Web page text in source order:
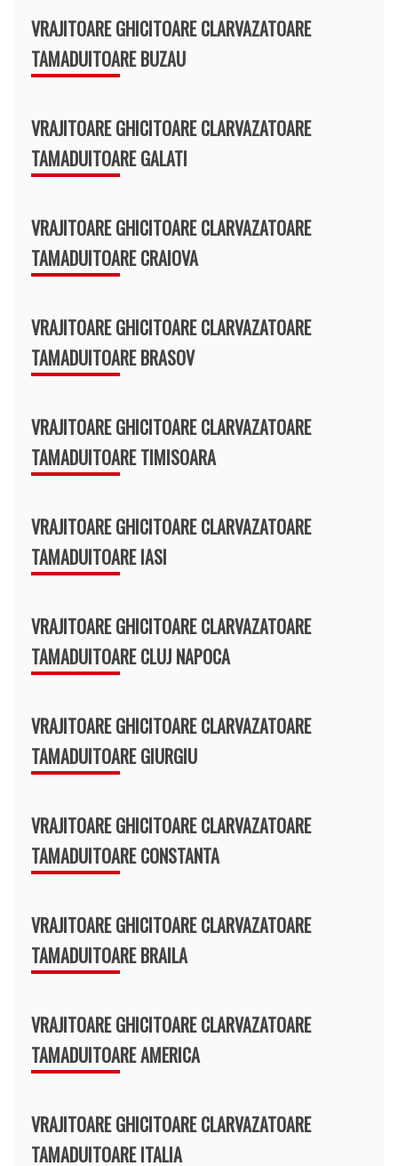
VRAJITOARE GHICITOARE CLARVAZATOARE
TAMADUITOARE BUZAU
VRAJITOARE GHICITOARE CLARVAZATOARE
TAMADUITOARE GALATI
VRAJITOARE GHICITOARE CLARVAZATOARE
TAMADUITOARE CRAIOVA
VRAJITOARE GHICITOARE CLARVAZATOARE
TAMADUITOARE BRASOV
VRAJITOARE GHICITOARE CLARVAZATOARE
TAMADUITOARE TIMISOARA
VRAJITOARE GHICITOARE CLARVAZATOARE
TAMADUITOARE IASI
VRAJITOARE GHICITOARE CLARVAZATOARE
TAMADUITOARE CLUJ NAPOCA
VRAJITOARE GHICITOARE CLARVAZATOARE
TAMADUITOARE GIURGIU
VRAJITOARE GHICITOARE CLARVAZATOARE
TAMADUITOARE CONSTANTA
VRAJITOARE GHICITOARE CLARVAZATOARE
TAMADUITOARE BRAILA
VRAJITOARE GHICITOARE CLARVAZATOARE
TAMADUITOARE AMERICA
VRAJITOARE GHICITOARE CLARVAZATOARE
TAMADUITOARE ITALIA